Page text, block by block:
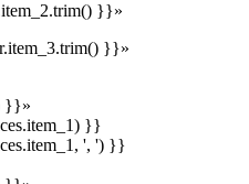
}}»
}}»
}}»
}}
', ') }}